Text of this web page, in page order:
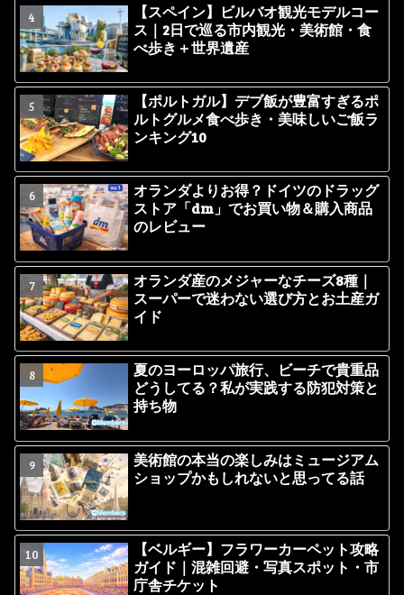
【スペイン】ビルバオ観光モデルコー
ス｜2日で巡る市内観光・美術館・食
べ歩き＋世界遺産
【ポルトガル】デブ飯が豊富すぎるポ
ルトグルメ食べ歩き・美味しいご飯ラ
ンキング10
オランダよりお得？ドイツのドラッグ
ストア「dm」でお買い物＆購入商品
のレビュー
オランダ産のメジャーなチーズ8種｜
スーパーで迷わない選び方とお土産ガ
イド
夏のヨーロッパ旅行、ビーチで貴重品
どうしてる？私が実践する防犯対策と
持ち物
美術館の本当の楽しみはミュージアム
ショップかもしれないと思ってる話
【ベルギー】フラワーカーペット攻略
ガイド｜混雑回避・写真スポット・市
庁舎チケット